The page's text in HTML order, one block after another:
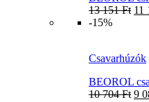
13 151Ft 11
-15%
Csavarhúzók
BEOROL
10 704Ft 9